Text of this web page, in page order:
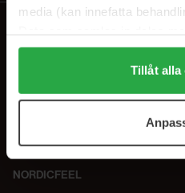
media (kan innefatta
Genom att trycka på "Tillåt
alla cookies, medan du
användningen av cookies.
samt vår Integritetspolicy.
Tillåt alla
NORDICFEEL